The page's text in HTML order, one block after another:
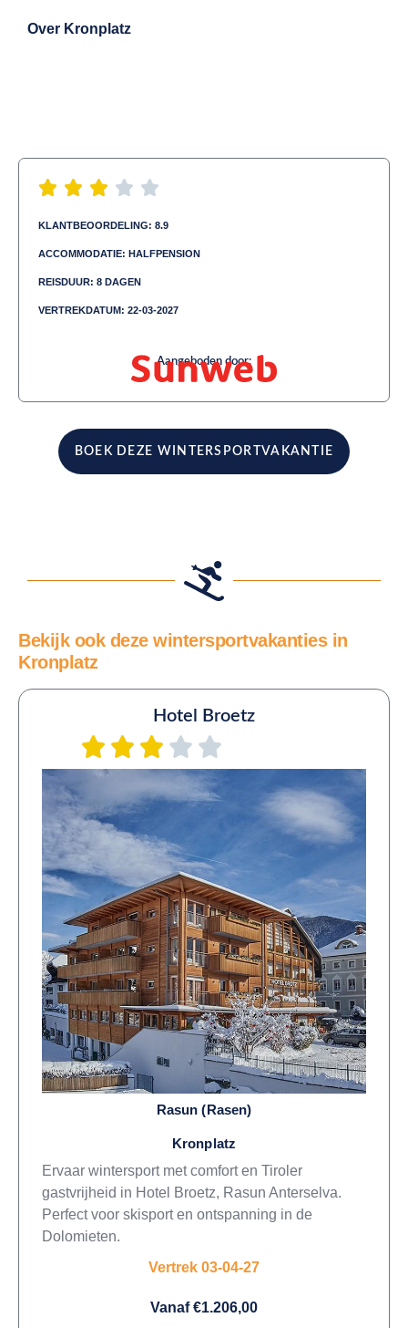
Over Kronplatz
KLANTBEOORDELING: 8.9
ACCOMMODATIE: HALFPENSION
REISDUUR: 8 DAGEN
VERTREKDATUM: 22-03-2027
Aangeboden door:
BOEK DEZE WINTERSPORTVAKANTIE
Bekijk ook deze wintersportvakanties in
Kronplatz
Hotel Broetz
Rasun (Rasen)
Kronplatz
Ervaar wintersport met comfort en Tiroler
gastvrijheid in Hotel Broetz, Rasun Anterselva.
Perfect voor skisport en ontspanning in de
Dolomieten.
Vertrek 03-04-27
Vanaf €1.206,00